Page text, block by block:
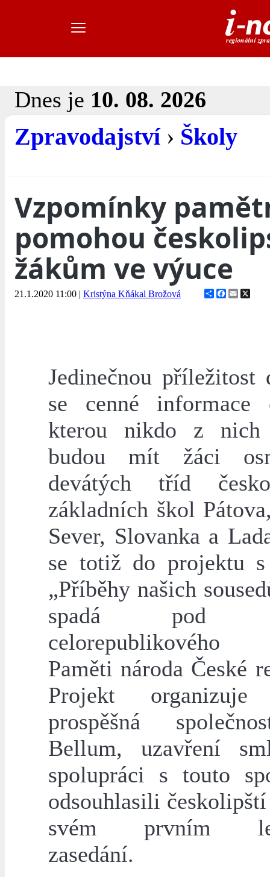
Dnes je 10. 08. 2026
Zpravodajství› Školy
Vzpomínky
pomohou
žákům ve výuce
21.1.2020 11:00 | Kristýna Kňákal Brožová ShareFacebook
Email
Jedinečnou příležitost
se cenné informace
kterou nikdo z nich
budou mít žáci
devátých tříd
základních škol
Sever, Slovanka a
se totiž do projektu s
„Příběhy našich
spadá pod
celorepublikového
Paměti národa České
Projekt organizuje
prospěšná
Bellum, uzavření
spolupráci s touto
odsouhlasili
svém prvním
zasedání.